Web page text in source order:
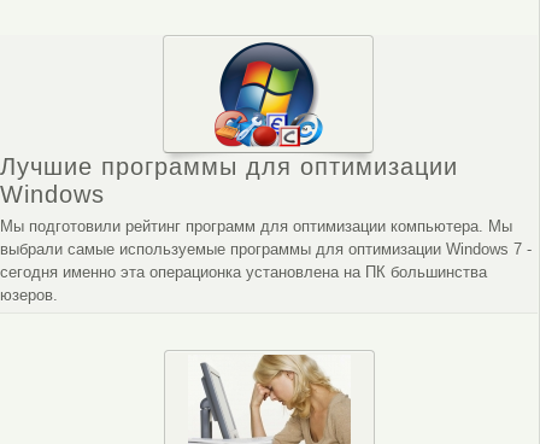
Лучшие программы для оптимизации
Windows
Мы подготовили рейтинг программ для оптимизации компьютера. Мы
выбрали самые используемые программы для оптимизации Windows 7 -
сегодня именно эта операционка установлена на ПК большинства
юзеров.